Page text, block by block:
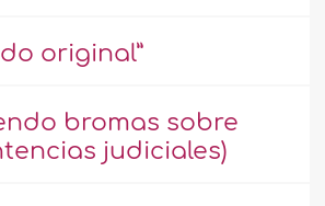
original”
bromas sobre
judiciales)